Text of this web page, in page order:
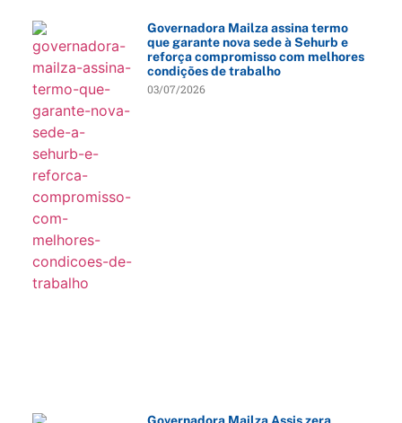
Governadora Mailza assina termo
que garante nova sede à Sehurb e
reforça compromisso com melhores
condições de trabalho
03/07/2026